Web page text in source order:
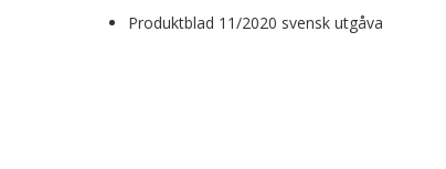
Produktblad 11/2020 svensk utgåva